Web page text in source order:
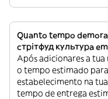
Quanto tempo
стрітфуд культура
Após adicionares a
o tempo estimado
estabelecimento na
tempo de entrega